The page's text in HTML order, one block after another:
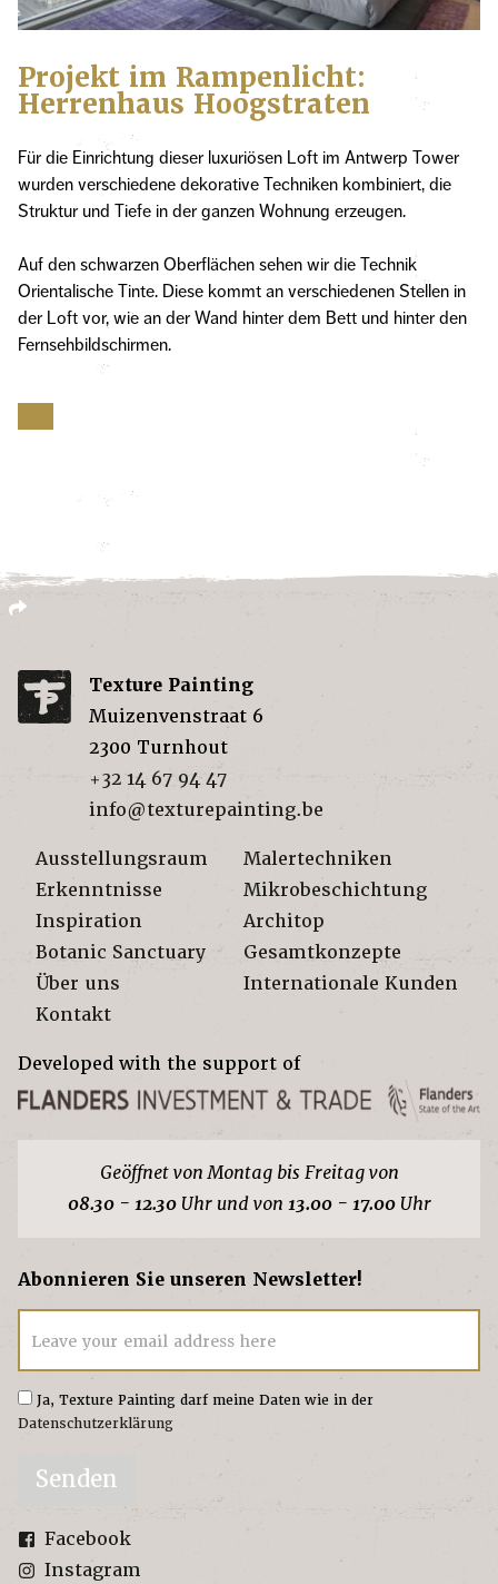
Projekt im Rampenlicht:
Herrenhaus Hoogstraten
Für die Einrichtung dieser luxuriösen Loft im Antwerp Tower
wurden verschiedene dekorative Techniken kombiniert, die
Struktur und Tiefe in der ganzen Wohnung erzeugen.
Auf den schwarzen Oberflächen sehen wir die Technik
Orientalische Tinte. Diese kommt an verschiedenen Stellen in
der Loft vor, wie an der Wand hinter dem Bett und hinter den
Fernsehbildschirmen.
Texture Painting
Muizenvenstraat 6
2300 Turnhout
+32 14 67 94 47
info@texturepainting.be
Ausstellungsraum
Erkenntnisse
Inspiration
Botanic Sanctuary
Über uns
Kontakt
Malertechniken
Mikrobeschichtung
Architop
Gesamtkonzepte
Internationale Kunden
Developed with the support of
Geöffnet von Montag bis Freitag von
08.30 - 12.30Uhr und von 13.00 - 17.00Uhr
Abonnieren Sie unseren Newsletter!
Leave your email address here
Ja, Texture Painting darf meine Daten wie in der
Datenschutzerklärung
Senden
Facebook
Instagram